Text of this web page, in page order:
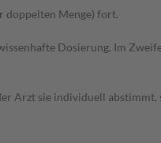
doppelten Menge) fort.
Dosierung. Im
Arzt sie individuell